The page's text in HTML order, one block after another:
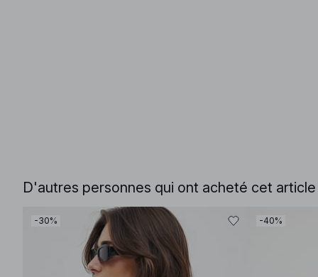
D'autres personnes qui ont acheté cet
-30% -40%